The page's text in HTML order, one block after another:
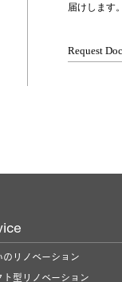
届けします。
Request
のリノベーション
ト型リノベーション